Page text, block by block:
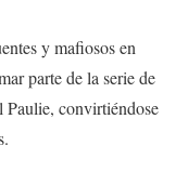
y mafiosos en
parte de la serie de
convirtiéndose